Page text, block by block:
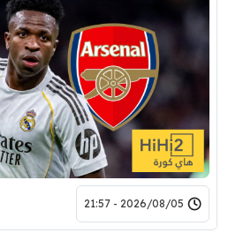
2026/08/05 - 21:57